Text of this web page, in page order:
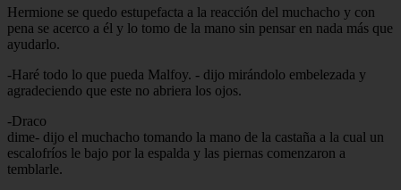
Hermione se quedo estupefacta a la reacción del muchacho y con
pena se acerco a él y lo tomo de la mano sin pensar en nada más que
ayudarlo.
-Haré todo lo que pueda Malfoy. - dijo mirándolo embelezada y
agradeciendo que este no abriera los ojos.
-Draco
dime- dijo el muchacho tomando la mano de la castaña a la cual un
escalofríos le bajo por la espalda y las piernas comenzaron a
temblarle.